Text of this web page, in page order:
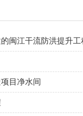
闽江干流防洪提升工
目净水间